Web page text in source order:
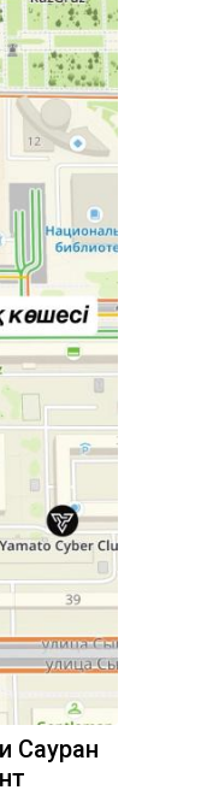
Сауран